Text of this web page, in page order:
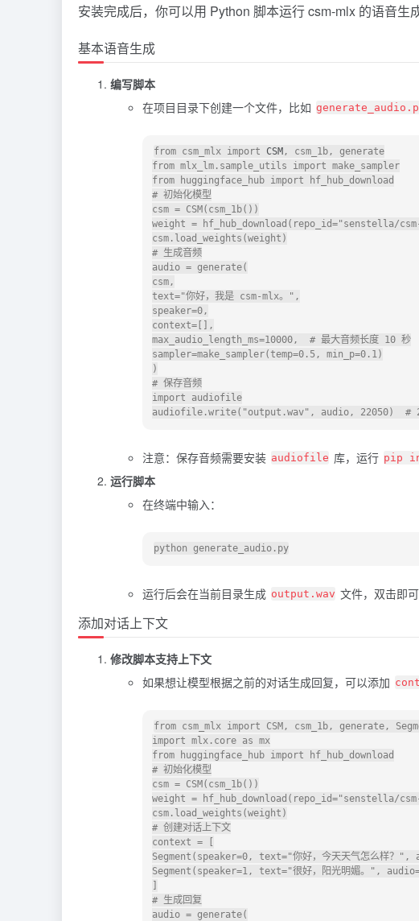
安装完成后，你可以用 Python 脚本运行 csm-mlx 的语音生
基本语音生成
编写脚本
在项目目录下创建一个文件，比如
from csm_mlx import CSM , csm_1b, generate
from mlx_lm.sample_utils import make_sampler
from huggingface_hub import hf_hub_download
# 初始化模型
csm = CSM(csm_1b())
weight = hf_hub_download(repo_id="senstella/
csm.load_weights(weight)
# 生成音频
audio = generate(
csm,
text="你好，我是 csm-mlx。",
speaker=0,
context=[],
max_audio_length_ms=10000,  # 最大音频长度 10 秒
sampler=make_sampler(temp=0.5, min_p=0.1)
)
# 保存音频
import audiofile
注意：保存音频需要安装 audiofile 库，运行 pip
运行脚本
在终端中输入：
运行后会在当前目录生成 output.wav 文件，双击即可
添加对话上下文
修改脚本支持上下文
如果想让模型根据之前的对话生成回复，可以添加
from csm_mlx import CSM, csm_1b, generate,
import mlx.core as mx
from huggingface_hub import hf_hub_download
# 初始化模型
csm = CSM(csm_1b())
weight = hf_hub_download(repo_id="senstella/
csm.load_weights(weight)
# 创建对话上下文
context = [
Segment(speaker=0, text="你好，今天天气怎么样
Segment(speaker=1, text="很好，阳光明媚。",
# 生成回复
audio = generate(